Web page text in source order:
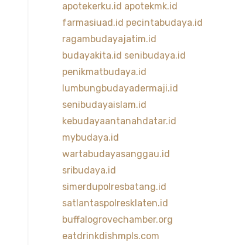
apotekerku.id apotekmk.id
farmasiuad.id pecintabudaya.id
ragambudayajatim.id
budayakita.id senibudaya.id
penikmatbudaya.id
lumbungbudayadermaji.id
senibudayaislam.id
kebudayaantanahdatar.id
mybudaya.id
wartabudayasanggau.id
sribudaya.id
simerdupolresbatang.id
satlantaspolresklaten.id
buffalogrovechamber.org
eatdrinkdishmpls.com